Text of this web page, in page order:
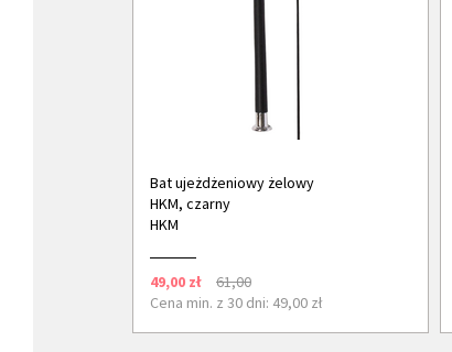
Bat ujeżdżeniowy żelowy
HKM, czarny
HKM
49,00 zł
61,00
Cena min. z 30 dni: 49,00 zł